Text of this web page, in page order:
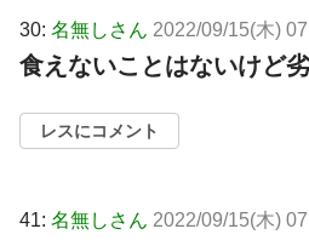
30: 名無しさん 2022/09/15(木)
食えないことはないけど
レスにコメント
41: 名無しさん 2022/09/15(木)